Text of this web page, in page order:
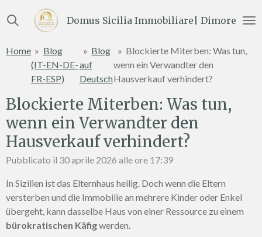
al
principale
Domus Sicilia Immobiliare| Dimore e
Home » Blog
(IT-EN-DE-
FR-ESP)
» Blog
auf
Deutsch
» Blockierte Miterben: Was tun,
wenn ein Verwandter den
Hausverkauf verhindert?
Blockierte Miterben: Was tun,
wenn ein Verwandter den
Hausverkauf verhindert?
Pubblicato il 30 aprile 2026 alle ore 17:39
In Sizilien ist das Elternhaus heilig. Doch wenn die Eltern
versterben und die Immobilie an mehrere Kinder oder Enkel
übergeht, kann dasselbe Haus von einer Ressource zu einem
bürokratischen Käfigwerden.